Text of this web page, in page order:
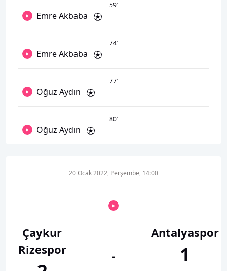
59’
Emre Akbaba
74’
Emre Akbaba
77’
Oğuz Aydın
80’
Oğuz Aydın
Çaykur
Rizespor
20 Ocak 2022, Perşembe, 14:00
-
Antalyaspor
1